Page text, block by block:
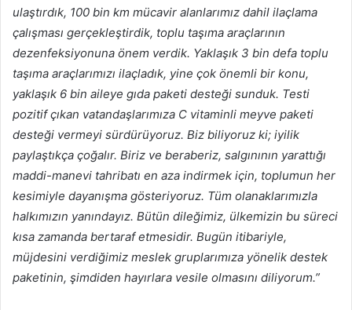
ulaştırdık, 100 bin km mücavir alanlarımız dahil ilaçlama
çalışması gerçekleştirdik, toplu taşıma araçlarının
dezenfeksiyonuna önem verdik. Yaklaşık 3 bin defa toplu
taşıma araçlarımızı ilaçladık, yine çok önemli bir konu,
yaklaşık 6 bin aileye gıda paketi desteği sunduk. Testi
pozitif çıkan vatandaşlarımıza C vitaminli meyve paketi
desteği vermeyi sürdürüyoruz. Biz biliyoruz ki; iyilik
paylaştıkça çoğalır. Biriz ve beraberiz, salgınının yarattığı
maddi-manevi tahribatı en aza indirmek için, toplumun her
kesimiyle dayanışma gösteriyoruz. Tüm olanaklarımızla
halkımızın yanındayız. Bütün dileğimiz, ülkemizin bu süreci
kısa zamanda bertaraf etmesidir. Bugün itibariyle,
müjdesini verdiğimiz meslek gruplarımıza yönelik destek
paketinin, şimdiden hayırlara vesile olmasını diliyorum.”